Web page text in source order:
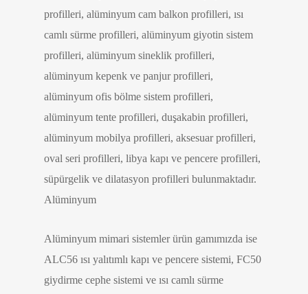
profilleri, alüminyum cam balkon profilleri, ısı
camlı sürme profilleri, alüminyum giyotin sistem
profilleri, alüminyum sineklik profilleri,
alüminyum kepenk ve panjur profilleri,
alüminyum ofis bölme sistem profilleri,
alüminyum tente profilleri, duşakabin profilleri,
alüminyum mobilya profilleri, aksesuar profilleri,
oval seri profilleri, libya kapı ve pencere profilleri,
süpürgelik ve dilatasyon profilleri bulunmaktadır.
Alüminyum
Alüminyum mimari sistemler ürün gamımızda ise
ALC56 ısı yalıtımlı kapı ve pencere sistemi, FC50
giydirme cephe sistemi ve ısı camlı sürme